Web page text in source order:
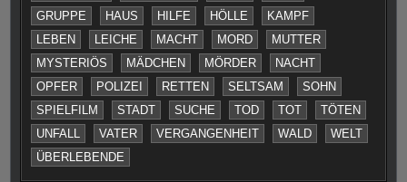
GRUPPE
HAUS HILFE HÖLLE
KAMPF
LEBEN
LEICHE MACHT MORD
MUTTER
MYSTERIÖS
MÄDCHEN MÖRDER
NACHT
OPFER
POLIZEI RETTEN SELTSAM
SOHN
SPIELFILM
STADT SUCHE TOD TOT
TÖTEN
UNFALL
VATER VERGANGENHEIT WALD
WELT
ÜBERLEBENDE